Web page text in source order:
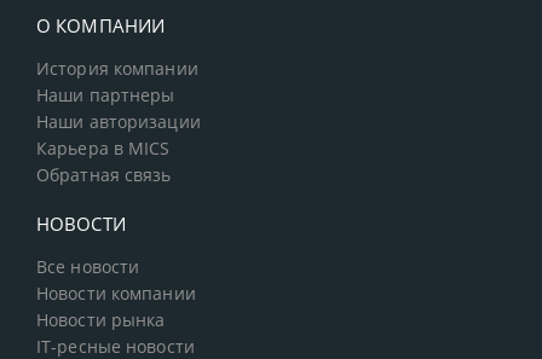
О КОМПАНИИ
История компании
Наши партнеры
Наши авторизации
Карьера в MICS
Обратная связь
НОВОСТИ
Все новости
Новости компании
Новости рынка
IT-ресные новости